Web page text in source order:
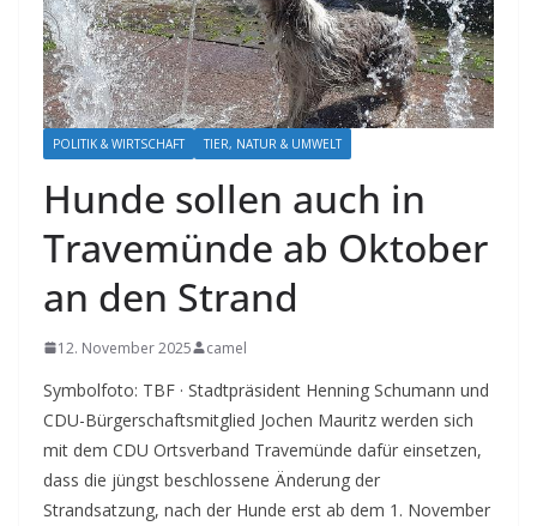
POLITIK & WIRTSCHAFT TIER, NATUR & UMWELT
Hunde sollen auch in
Travemünde ab Oktober
an den Strand
12. November 2025 camel
Symbolfoto: TBF · Stadtpräsident Henning Schumann und
CDU-Bürgerschaftsmitglied Jochen Mauritz werden sich
mit dem CDU Ortsverband Travemünde dafür einsetzen,
dass die jüngst beschlossene Änderung der
Strandsatzung, nach der Hunde erst ab dem 1. November